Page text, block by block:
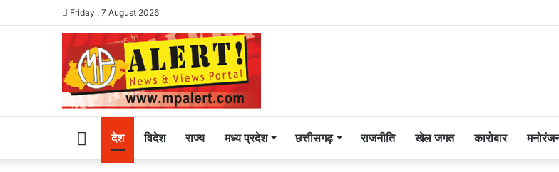
Friday , 7 August 2026
Homeदेश विदेश राज्य मध्य प्रदेश छत्तीसगढ़ राजनीति खेल जगत कारोबार